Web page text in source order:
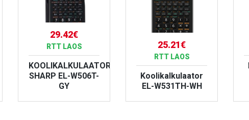
29.42€
RTT LAOS
KOOLIKALKULAATOR
SHARP EL-W506T-
GY
25.21€
RTT LAOS
Koolikalkulaator
EL-W531TH-WH